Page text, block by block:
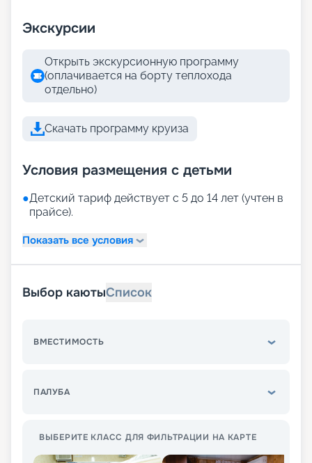
Экскурсии
Открыть экскурсионную программу
(оплачивается на борту теплохода
отдельно)
Скачать программу круиза
Условия размещения с детьми
●Детский тариф действует с 5 до 14 лет (учтен в
прайсе).
Показать все условия
Выбор каютыСписок
ВМЕСТИМОСТЬ
ПАЛУБА
ВЫБЕРИТЕ КЛАСС ДЛЯ ФИЛЬТРАЦИИ НА КАРТЕ